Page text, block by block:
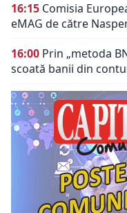
16:15 Comisia
eMAG de către
16:00 Prin „metoda
scoată banii din